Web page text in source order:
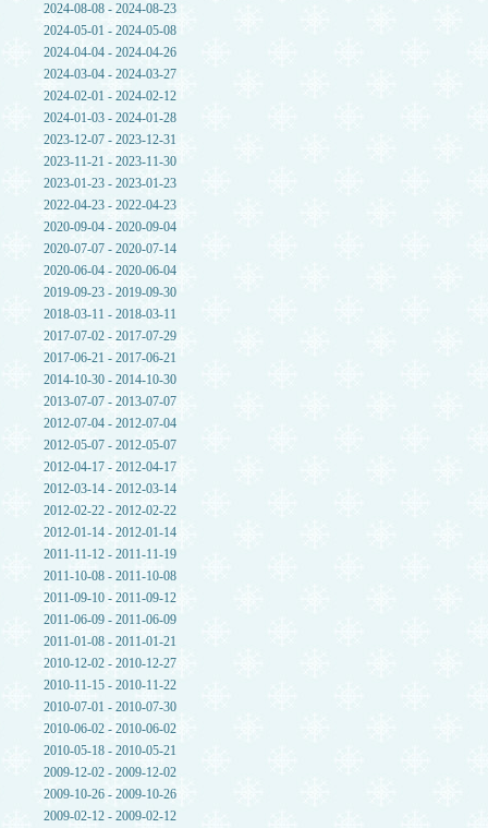
2024-08-08 - 2024-08-23
2024-05-01 - 2024-05-08
2024-04-04 - 2024-04-26
2024-03-04 - 2024-03-27
2024-02-01 - 2024-02-12
2024-01-03 - 2024-01-28
2023-12-07 - 2023-12-31
2023-11-21 - 2023-11-30
2023-01-23 - 2023-01-23
2022-04-23 - 2022-04-23
2020-09-04 - 2020-09-04
2020-07-07 - 2020-07-14
2020-06-04 - 2020-06-04
2019-09-23 - 2019-09-30
2018-03-11 - 2018-03-11
2017-07-02 - 2017-07-29
2017-06-21 - 2017-06-21
2014-10-30 - 2014-10-30
2013-07-07 - 2013-07-07
2012-07-04 - 2012-07-04
2012-05-07 - 2012-05-07
2012-04-17 - 2012-04-17
2012-03-14 - 2012-03-14
2012-02-22 - 2012-02-22
2012-01-14 - 2012-01-14
2011-11-12 - 2011-11-19
2011-10-08 - 2011-10-08
2011-09-10 - 2011-09-12
2011-06-09 - 2011-06-09
2011-01-08 - 2011-01-21
2010-12-02 - 2010-12-27
2010-11-15 - 2010-11-22
2010-07-01 - 2010-07-30
2010-06-02 - 2010-06-02
2010-05-18 - 2010-05-21
2009-12-02 - 2009-12-02
2009-10-26 - 2009-10-26
2009-02-12 - 2009-02-12